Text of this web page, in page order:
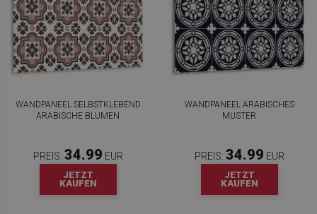
WANDPANEEL SELBSTKLEBEND
ARABISCHE BLUMEN
PREIS: 34.99 EUR
JETZT
KAUFEN
WANDPANEEL ARABISCHES
MUSTER
PREIS: 34.99 EUR
JETZT
KAUFEN